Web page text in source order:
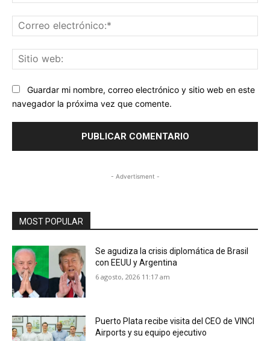
Guardar mi nombre, correo electrónico y sitio web en este
navegador la próxima vez que comente.
- Advertisment -
MOST POPULAR
Se agudiza la crisis diplomática de Brasil
con EEUU y Argentina
6 agosto, 2026 11:17 am
Puerto Plata recibe visita del CEO de VINCI
Airports y su equipo ejecutivo